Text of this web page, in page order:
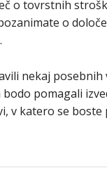
o tovrstnih
o
nekaj posebnih
pomagali
v katero se boste